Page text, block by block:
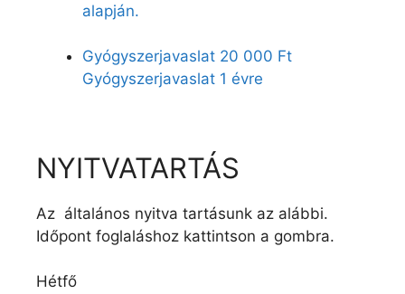
alapján.
Gyógyszerjavaslat 20 000 Ft
Gyógyszerjavaslat 1 évre
NYITVATARTÁS
Az általános nyitva tartásunk az alábbi.
Időpont foglaláshoz kattintson a gombra.
Hétfő